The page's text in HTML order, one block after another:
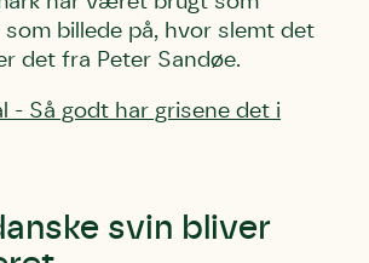
som billede på, hvor slemt det
det fra Peter Sandøe.
- Så godt har grisene det i
svin bliver